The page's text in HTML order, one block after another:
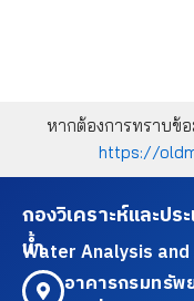
หากต้องการทราบข้
https://
กองวิเคราะห์และป
น้ำ
Water Analysis
อาคารกรมทรัพ